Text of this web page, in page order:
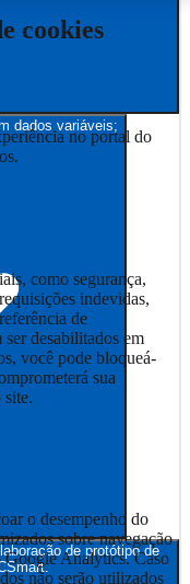
dados variáveis;
de protótipo de
cookies
no portal do
como segurança,
indevidas,
de
desabilitados em
você pode bloqueá-
sua
site.
o desempenho do
sobre navegação
Google Analytics. Caso
não serão utilizados